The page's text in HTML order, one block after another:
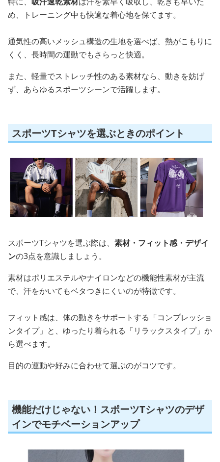
特に、
吸汗速乾素材 は汗を素早く吸収し、乾きも早いた
め、トレーニング中も快適な着心地を保てます。
通気性の高いメッシュ構造の生地を選べば、熱がこもりに
くく、長時間の運動でもさらっと快適。
また、軽量でストレッチ性のある素材なら、動きを妨げ
ず、あらゆるスポーツシーンで活躍します。
スポーツTシャツを選ぶときのポイント
スポーツTシャツを選ぶ際は、
素材・フィット感・デザイ
の3点を意識しましょう。
素材はポリエステルやナイロンなどの機能性素材が主流
で、汗をかいてもベタつきにくいのが特徴です。
フィット感は、体の動きをサポートする「コンプレッショ
ンタイプ」と、ゆったり着られる「リラックスタイプ」か
ら選べます。
目的の運動や好みに合わせて選ぶのがコツです。
機能だけじゃない！スポーツTシャツのデザ
インでモチベーションアップ